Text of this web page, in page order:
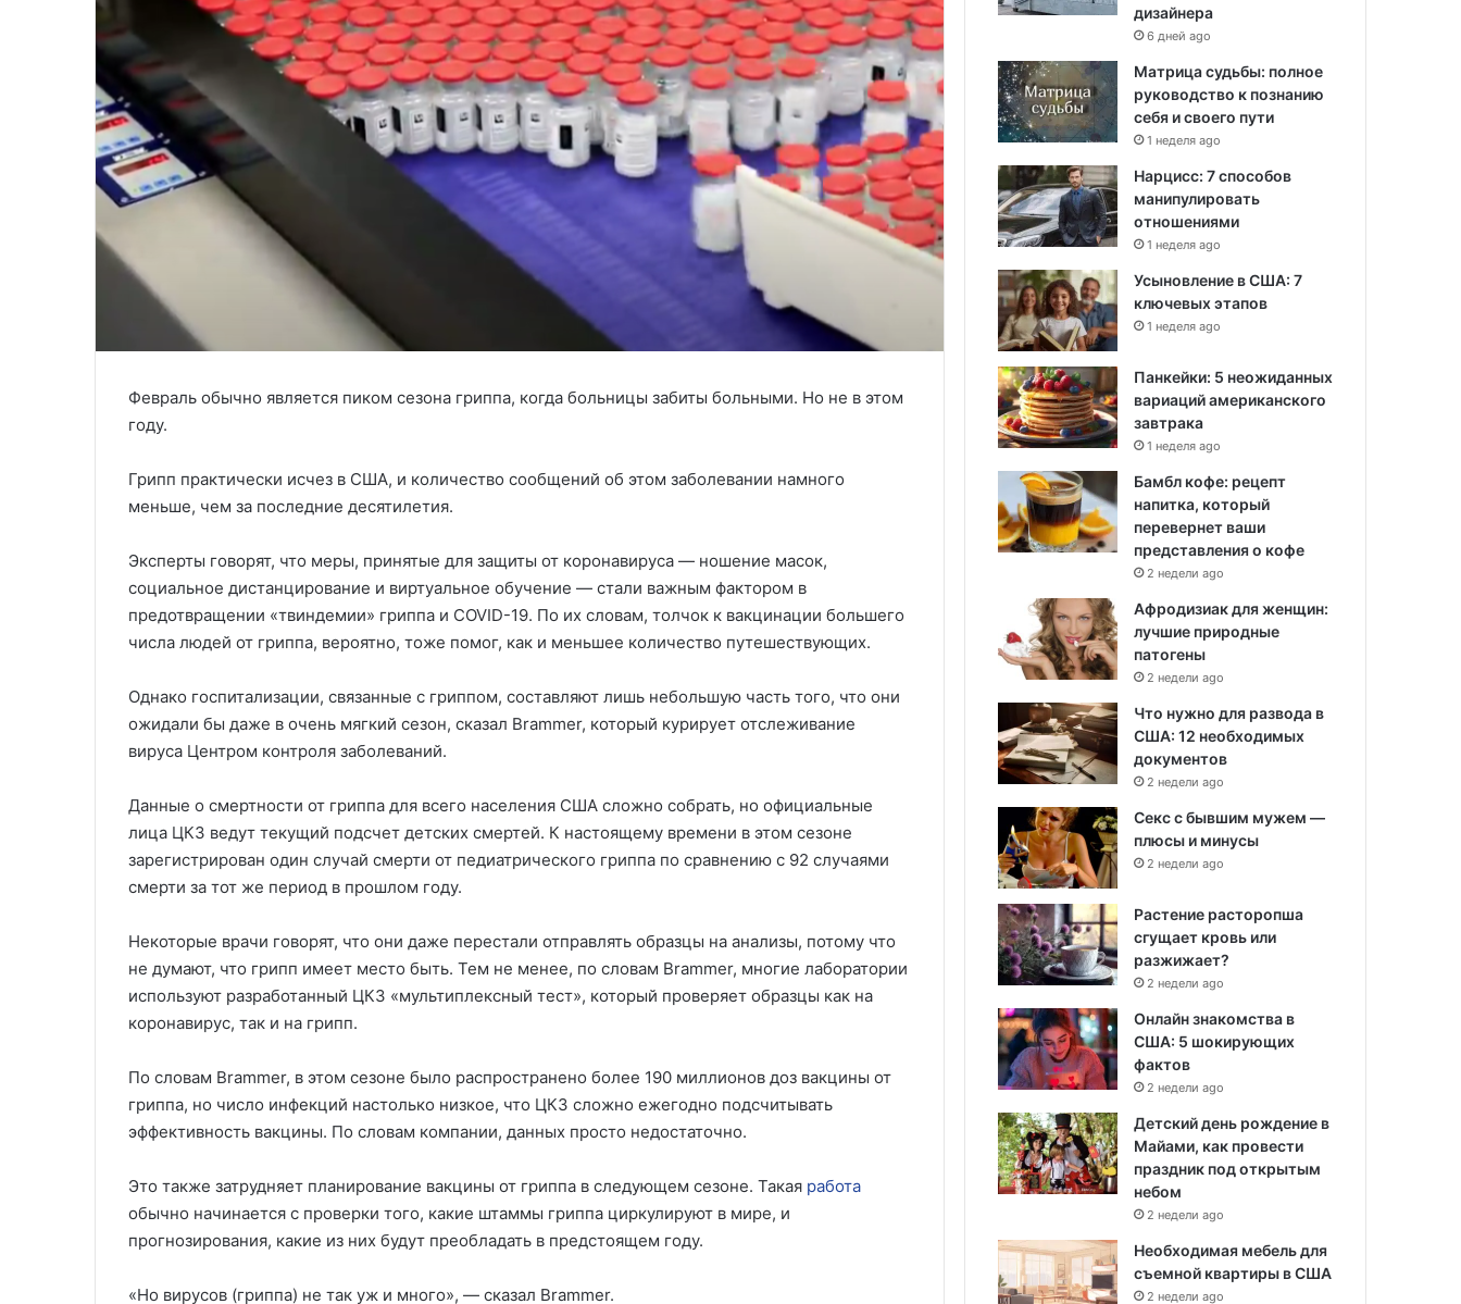
Февраль обычно является пиком сезона гриппа, когда больницы забиты больными. Но не в этом
году.
Грипп практически исчез в США, и количество сообщений об этом заболевании намного
меньше, чем за последние десятилетия.
Эксперты говорят, что меры, принятые для защиты от коронавируса — ношение масок,
социальное дистанцирование и виртуальное обучение — стали важным фактором в
предотвращении «твиндемии» гриппа и COVID-19. По их словам, толчок к вакцинации большего
числа людей от гриппа, вероятно, тоже помог, как и меньшее количество путешествующих.
Однако госпитализации, связанные с гриппом, составляют лишь небольшую часть того, что они
ожидали бы даже в очень мягкий сезон, сказал Brammer, который курирует отслеживание
вируса Центром контроля заболеваний.
Данные о смертности от гриппа для всего населения США сложно собрать, но официальные
лица ЦКЗ ведут текущий подсчет детских смертей. К настоящему времени в этом сезоне
зарегистрирован один случай смерти от педиатрического гриппа по сравнению с 92 случаями
смерти за тот же период в прошлом году.
Некоторые врачи говорят, что они даже перестали отправлять образцы на анализы, потому что
не думают, что грипп имеет место быть. Тем не менее, по словам Brammer, многие лаборатории
используют разработанный ЦКЗ «мультиплексный тест», который проверяет образцы как на
коронавирус, так и на грипп.
По словам Brammer, в этом сезоне было распространено более 190 миллионов доз вакцины от
гриппа, но число инфекций настолько низкое, что ЦКЗ сложно ежегодно подсчитывать
эффективность вакцины. По словам компании, данных просто недостаточно.
Это также затрудняет планирование вакцины от гриппа в следующем сезоне. Такая работа
обычно начинается с проверки того, какие штаммы гриппа циркулируют в мире, и
прогнозирования, какие из них будут преобладать в предстоящем году.
«Но вирусов (гриппа) не так уж и много», — сказал Brammer.
дизайнера
6 дней ago
Матрица судьбы: полное
руководство к познанию
себя и своего пути
1 неделя ago
Нарцисс: 7 способов
манипулировать
отношениями
1 неделя ago
Усыновление в США: 7
ключевых этапов
1 неделя ago
Панкейки: 5 неожиданных
вариаций американского
завтрака
1 неделя ago
Бамбл кофе: рецепт
напитка, который
перевернет ваши
представления о кофе
2 недели ago
Афродизиак для женщин:
лучшие природные
патогены
2 недели ago
Что нужно для развода в
США: 12 необходимых
документов
2 недели ago
Секс с бывшим мужем —
плюсы и минусы
2 недели ago
Растение расторопша
сгущает кровь или
разжижает?
2 недели ago
Онлайн знакомства в
США: 5 шокирующих
фактов
2 недели ago
Детский день рождение в
Майами, как провести
праздник под открытым
небом
2 недели ago
Необходимая мебель для
съемной квартиры в США
2 недели ago